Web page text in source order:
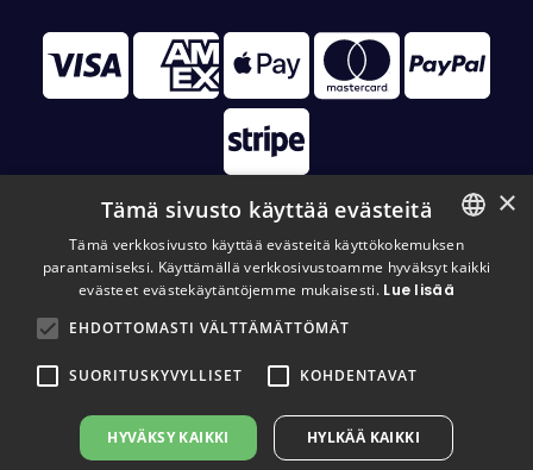
© 2026 Disc Golf Monster All Rights Reserved
FINNISH
×
Tämä sivusto käyttää evästeitä
Tämä verkkosivusto käyttää evästeitä käyttökokemuksen
parantamiseksi. Käyttämällä verkkosivustoamme hyväksyt kaikki
evästeet evästekäytäntöjemme mukaisesti. Lue lisää
EHDOTTOMASTI VÄLTTÄMÄTTÖMÄT
SUORITUSKYVYLLISET KOHDENTAVAT
HYVÄKSY KAIKKI HYLKÄÄ KAIKKI